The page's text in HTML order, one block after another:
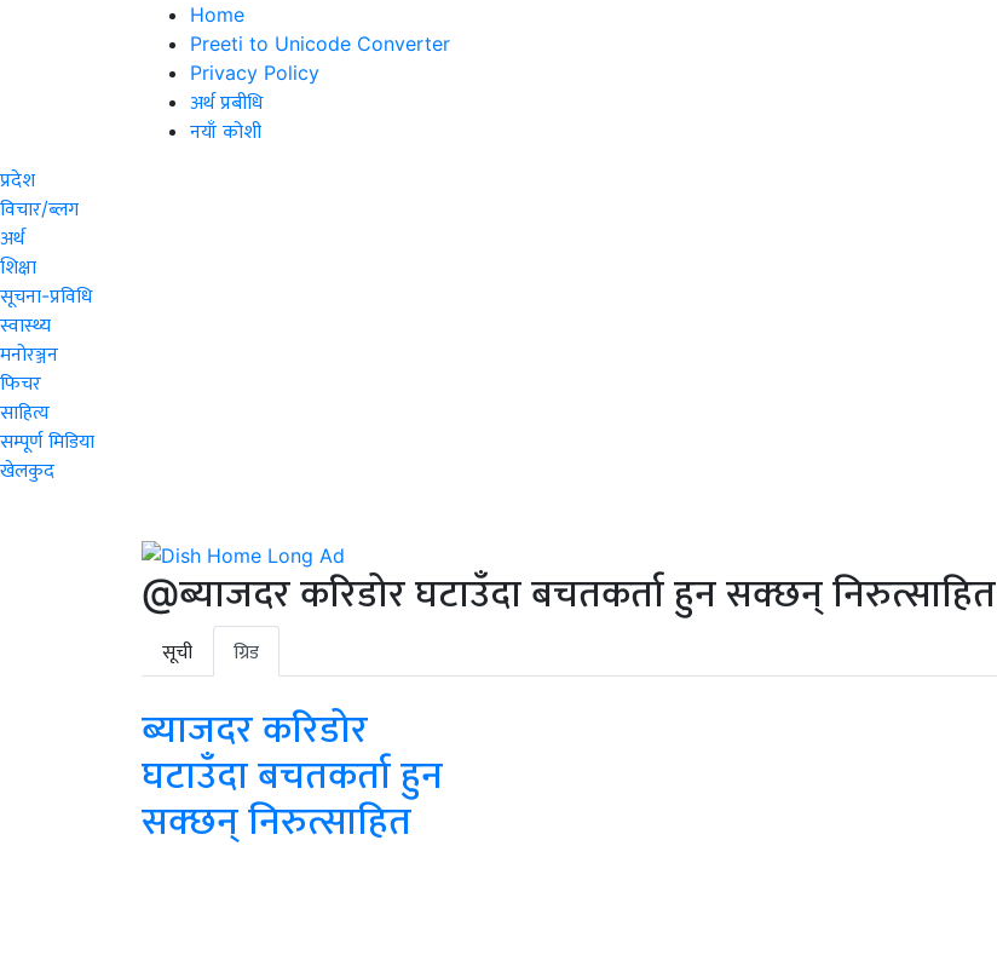
Home
Preeti to Unicode Converter
Privacy Policy
अर्थ प्रबीधि
नयाँ कोशी
प्रदेश
विचार/ब्लग
अर्थ
शिक्षा
सूचना-प्रविधि
स्वास्थ्य
मनोरञ्जन
फिचर
साहित्य
सम्पूर्ण मिडिया
खेलकुद
@ब्याजदर करिडोर घटाउँदा बचतकर्ता हुन सक्छन् निरुत्साहित
सूची ग्रिड
ब्याजदर करिडोर
घटाउँदा बचतकर्ता हुन
सक्छन् निरुत्साहित